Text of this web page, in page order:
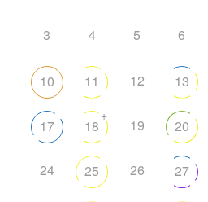
3 4 5 6
10 11 12 13
17 18
+
19 20
24 25 26 27